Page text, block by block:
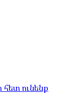
ունենք